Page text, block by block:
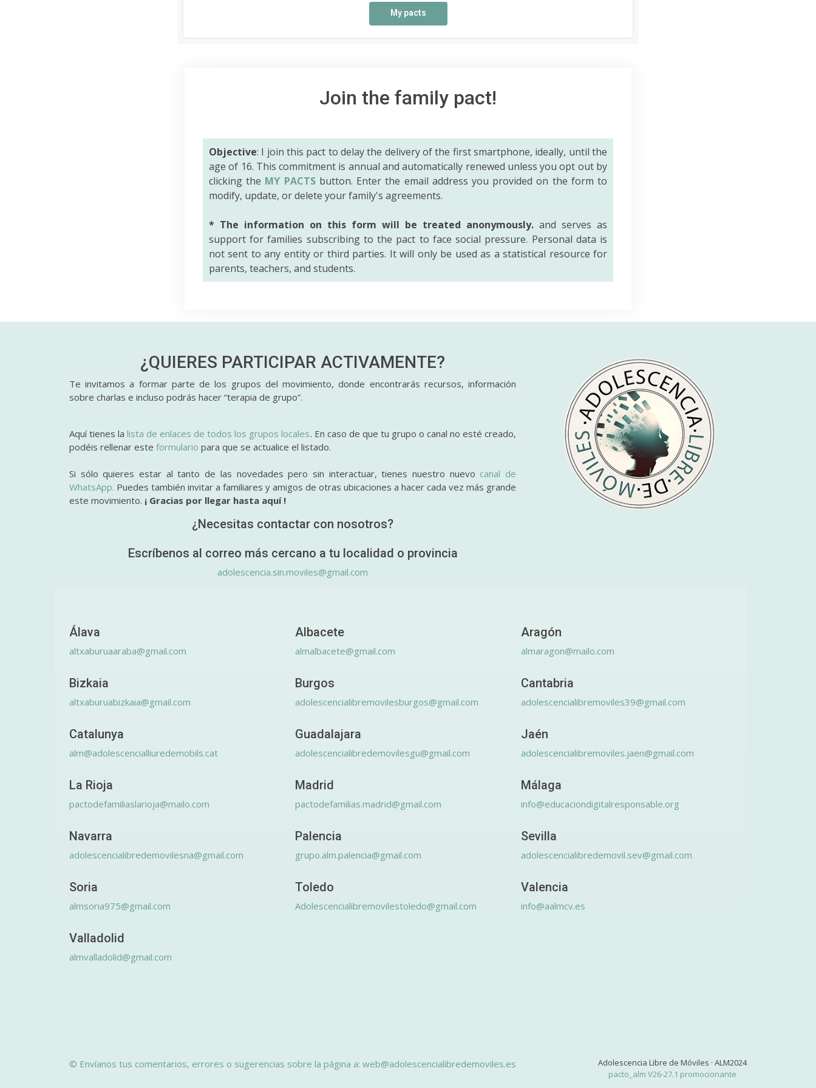
My pacts
Join the family pact!
Objective: I join this pact to delay the delivery of the first smartphone, ideally, until the
age of 16. This commitment is annual and automatically renewed unless you opt out by
clicking the MY PACTSbutton. Enter the email address you provided on the form to
modify, update, or delete your family's agreements.
* The information on this form will be treated anonymously. and serves as
support for families subscribing to the pact to face social pressure. Personal data is
not sent to any entity or third parties. It will only be used as a statistical resource for
parents, teachers, and students.
¿QUIERES PARTICIPAR ACTIVAMENTE?
Te invitamos a formar parte de los grupos del movimiento, donde encontrarás recursos, información
sobre charlas e incluso podrás hacer “terapia de grupo”.
Aquí tienes lalista de enlaces de todos los grupos locales. En caso de que tu grupo o canal no esté creado,
podéis rellenar este formulario para que se actualice el listado.
Si sólo quieres estar al tanto de las novedades pero sin interactuar, tienes nuestro nuevo canal de
WhatsApp. Puedes también invitar a familiares y amigos de otras ubicaciones a hacer cada vez más grande
este movimiento. ¡ Gracias por llegar hasta aquí !
¿Necesitas contactar con nosotros?
Escríbenos al correo más cercano a tu localidad o provincia
adolescencia.sin.moviles@gmail.com
Álava
altxaburuaaraba@gmail.com
Albacete
almalbacete@gmail.com
Aragón
almaragon@mailo.com
Bizkaia
altxaburuabizkaia@gmail.com
Burgos
adolescencialibremovilesburgos@gmail.com
Cantabria
adolescencialibremoviles39@gmail.com
Catalunya
alm@adolescencialliuredemobils.cat
Guadalajara
adolescencialibredemovilesgu@gmail.com
Jaén
adolescencialibremoviles.jaen@gmail.com
La Rioja
pactodefamiliaslarioja@mailo.com
Madrid
pactodefamilias.madrid@gmail.com
Málaga
info@educaciondigitalresponsable.org
Navarra
adolescencialibredemovilesna@gmail.com
Palencia
grupo.alm.palencia@gmail.com
Sevilla
adolescencialibredemovil.sev@gmail.com
Soria
almsoria975@gmail.com
Toledo
Adolescencialibremovilestoledo@gmail.com
Valencia
info@aalmcv.es
Valladolid
almvalladolid@gmail.com
© Envíanos tus comentarios, errores o sugerencias sobre la página a: web@adolescencialibredemoviles.es
Adolescencia Libre de Móviles · ALM2024
pacto_alm V26-27.1 promocionante